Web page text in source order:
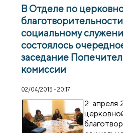
В Отделе по
социальному
состоялось
заседание
комиссии
02/04/2015 - 20:17
2 апреля